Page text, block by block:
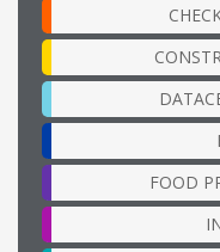
FOOD